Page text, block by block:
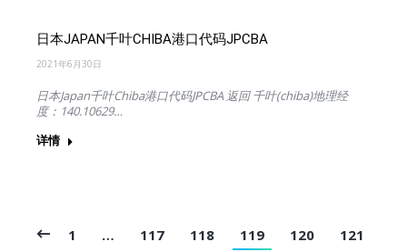
日本JAPAN千叶CHIBA港口代码JPCBA
2021年6月30日
日本Japan千叶Chiba港口代码JPCBA 返回 千叶(chiba)地理经
度：140.10629…
详情
1 … 117 118 119 120
121